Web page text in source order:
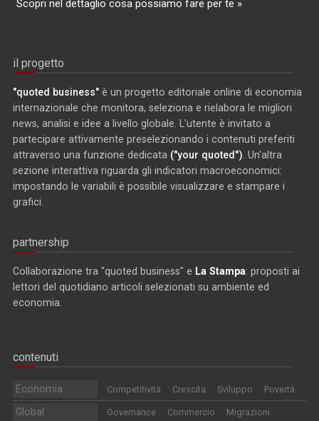
Scopri nel dettaglio cosa possiamo fare per te »
il progetto
"quoted business" è un progetto editoriale online di economia
internazionale che monitora, seleziona e rielabora le migliori
news, analisi e idee a livello globale. L'utente è invitato a
partecipare attivamente preselezionando i contenuti preferiti
attraverso una funzione dedicata ("your quoted") . Un'altra
sezione interattiva riguarda gli indicatori macroeconomici:
impostando le variabili è possibile visualizzare e stampare i
grafici.
partnership
Collaborazione tra "quoted business" e La Stampa: proposti ai
lettori del quotidiano articoli selezionati su ambiente ed
economia.
contenuti
Economia Competitività Crescita Sviluppo Povertà
Global Governance Commercio Migrazioni